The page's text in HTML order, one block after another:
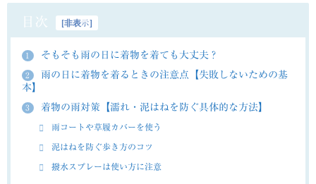
目次 [非表示]
1 そもそも雨の日に着物を着ても大丈夫？
2
雨の日に着物を着るときの注意点【失敗しないための基
本】
3 着物の雨対策【濡れ・泥はねを防ぐ具体的な方法】
雨コートや草履カバーを使う
泥はねを防ぐ歩き方のコツ
撥水スプレーは使い方に注意